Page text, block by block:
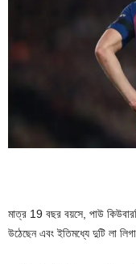
মাত্র 19 বছর বয়সে, পাউ
উঠেছেন এবং ইতিমধ্যে দুটি লা